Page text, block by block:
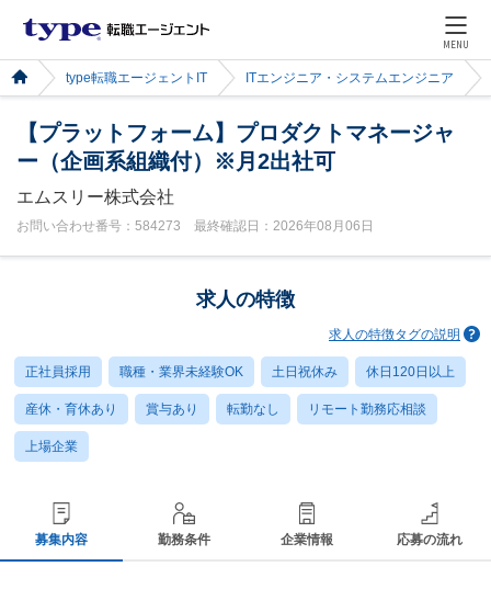
MENU
type転職エージェントIT ITエンジニア・システムエンジニア
【プラットフォーム】プロダクトマネージャ
ー（企画系組織付）※月2出社可
エムスリー株式会社
お問い合わせ番号：584273 最終確認日：2026年08月06日
求人の特徴
求人の特徴タグの説明
正社員採用 職種・業界未経験OK 土日祝休み 休日120日以上
産休・育休あり 賞与あり 転勤なし リモート勤務応相談
上場企業
募集内容 勤務条件 企業情報 応募の流れ